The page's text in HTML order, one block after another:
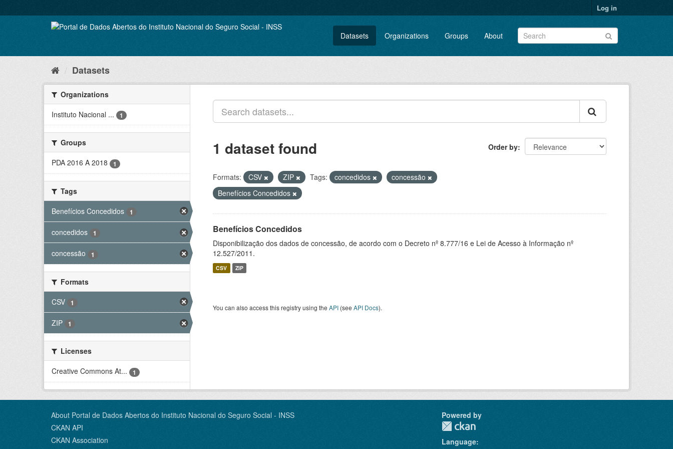
to
Log in
Datasets Organizations Groups About
Datasets
Organizations
Instituto Nacional ...
1
Groups
PDA 2016 A 2018
1
Tags
Benefícios Concedidos
1
concedidos 1
concessão 1
Formats
CSV
1
ZIP 1
Licenses
Creative Commons At...
1
Order by
1 dataset found
Formats: CSV ZIP Tags: concedidos
concessão
Benefícios Concedidos
Benefícios Concedidos
Disponibilização dos dados de concessão, de acordo com o Decreto nº 8.777/16 e Lei de Acesso à Informação nº
12.527/2011.
CSV ZIP
You can also access this registry using the API (see API Docs).
About Portal de Dados Abertos do Instituto Nacional do Seguro Social - INSS
CKAN API
CKAN Association
Powered by
Language